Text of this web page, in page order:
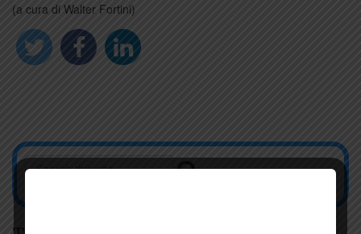
(a cura di Walter Fortini)